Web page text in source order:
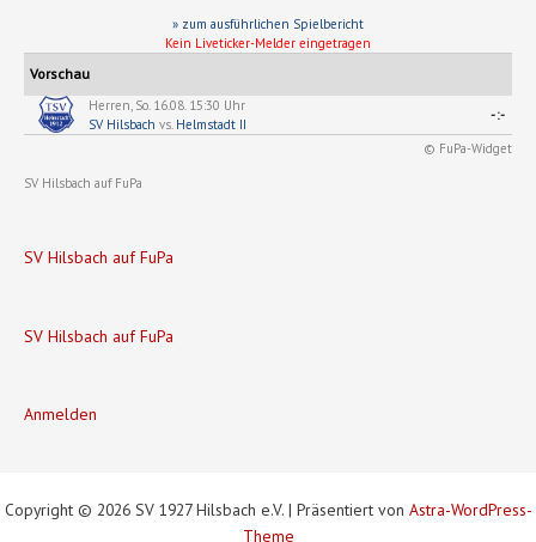
» zum ausführlichen Spielbericht
Kein Liveticker-Melder eingetragen
Vorschau
Herren, So. 16.08. 15:30 Uhr
SV Hilsbach vs. Helmstadt II
-:-
© FuPa-Widget
SV Hilsbach auf FuPa
SV Hilsbach auf FuPa
SV Hilsbach auf FuPa
Anmelden
Copyright © 2026 SV 1927 Hilsbach e.V. | Präsentiert von Astra-WordPress-
Theme